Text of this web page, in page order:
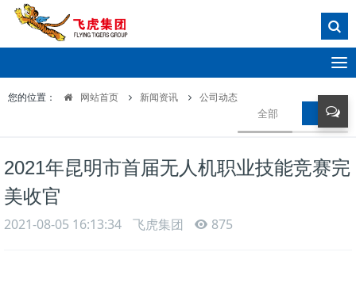
T
o
g
g
l
e
n
您的位置： 网站首页 新闻资讯 公司动态
全部 公司动
2021年昆明市首届无人机职业技能竞赛完
美收官
2021-08-05 16:13:34 飞虎集团 875